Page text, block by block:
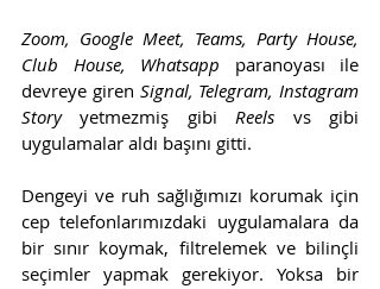
Zoom, Google Meet, Teams, Party House,
Club House, Whatsapp paranoyası ile
devreye giren Signal, Telegram, Instagram
Story yetmezmiş gibi Reels vs gibi
uygulamalar aldı başını gitti.
Dengeyi ve ruh sağlığımızı korumak için
cep telefonlarımızdaki uygulamalara da
bir sınır koymak, filtrelemek ve bilinçli
seçimler yapmak gerekiyor. Yoksa bir